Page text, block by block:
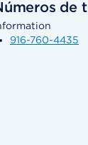
de
916-760-4435